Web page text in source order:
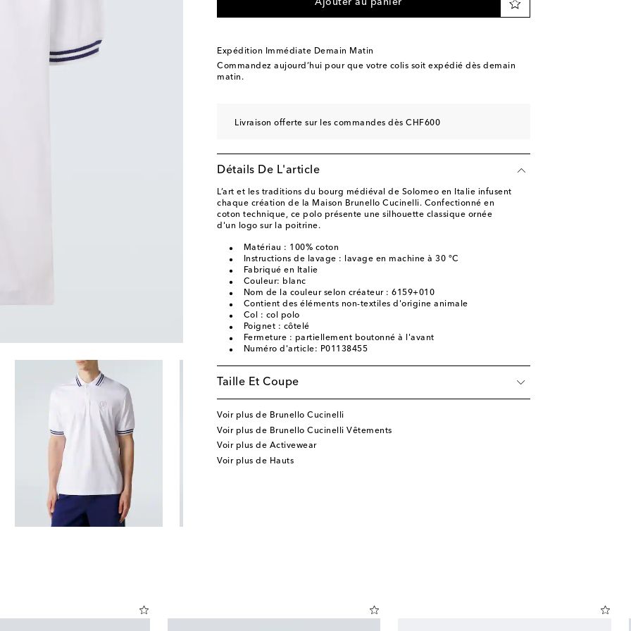
Ajouter au panier
Expédition Immédiate Demain Matin
Commandez aujourd’hui pour que votre colis soit expédié dès demain
matin.
Livraison offerte sur les commandes dès CHF600
Détails De L'article
L’art et les traditions du bourg médiéval de Solomeo en Italie infusent
chaque création de la Maison Brunello Cucinelli. Confectionné en
coton technique, ce polo présente une silhouette classique ornée
d'un logo sur la poitrine.
Matériau : 100% coton
Instructions de lavage : lavage en machine à 30 °C
Fabriqué en Italie
Couleur: blanc
Nom de la couleur selon créateur : 6159+010
Contient des éléments non-textiles d'origine animale
Col : col polo
Poignet : côtelé
Fermeture : partiellement boutonné à l'avant
Numéro d'article: P01138455
Taille Et Coupe
Voir plus de Brunello Cucinelli
Voir plus de Brunello Cucinelli Vêtements
Voir plus de Activewear
Voir plus de Hauts